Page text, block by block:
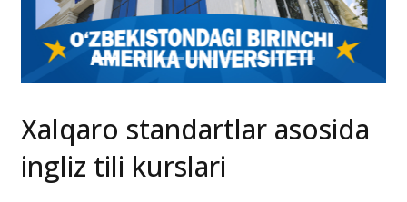
Xalqaro standartlar asosida
ingliz tili kurslari